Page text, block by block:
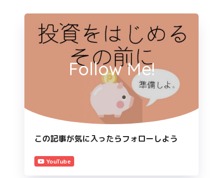
Follow Me!
この記事が気に入ったらフォローしよう
YouTube